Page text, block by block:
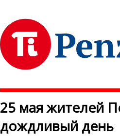
25 мая жителей
дождливый день